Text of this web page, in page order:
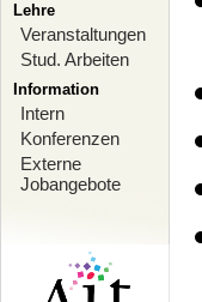
Lehre
Veranstaltungen
Stud. Arbeiten
Information
Intern
Konferenzen
Externe
Jobangebote